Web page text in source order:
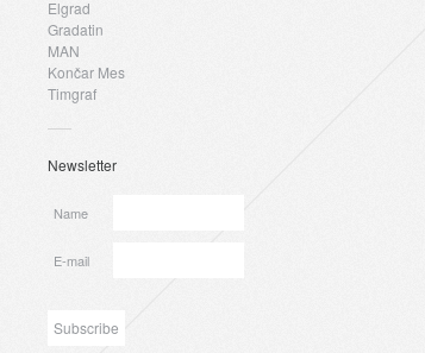
Elgrad
Gradatin
MAN
Končar Mes
Timgraf
Newsletter
Name
E-mail